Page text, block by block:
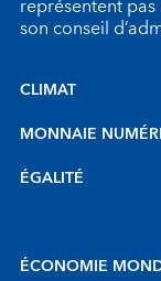
son conseil
CLIMAT
MONNAIE
ÉGALITÉ
ÉCONOMIE